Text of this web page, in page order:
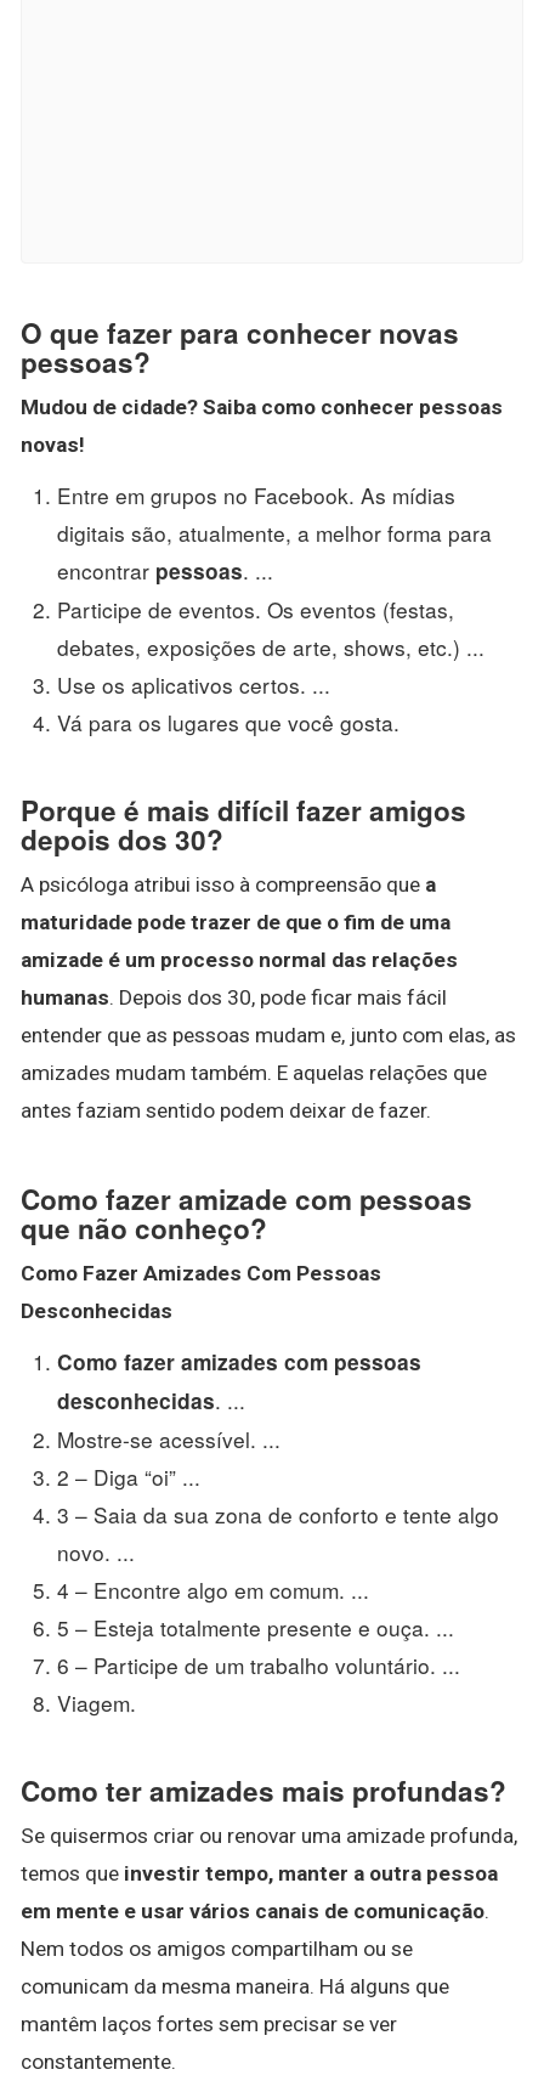
O que fazer para conhecer novas
pessoas?
Mudou de cidade? Saiba como conhecer pessoas
novas!
Entre em grupos no Facebook. As mídias
digitais são, atualmente, a melhor forma para
encontrar pessoas. ...
Participe de eventos. Os eventos (festas,
debates, exposições de arte, shows, etc.) ...
Use os aplicativos certos. ...
Vá para os lugares que você gosta.
Porque é mais difícil fazer amigos
depois dos 30?
A psicóloga atribui isso à compreensão que a
maturidade pode trazer de que o fim de uma
amizade é um processo normal das relações
humanas. Depois dos 30, pode ficar mais fácil
entender que as pessoas mudam e, junto com elas, as
amizades mudam também. E aquelas relações que
antes faziam sentido podem deixar de fazer.
Como fazer amizade com pessoas
que não conheço?
Como Fazer Amizades Com Pessoas
Desconhecidas
Como fazer amizades com pessoas
desconhecidas. ...
Mostre-se acessível. ...
2 – Diga “oi” ...
3 – Saia da sua zona de conforto e tente algo
novo. ...
4 – Encontre algo em comum. ...
5 – Esteja totalmente presente e ouça. ...
6 – Participe de um trabalho voluntário. ...
Viagem.
Como ter amizades mais profundas?
Se quisermos criar ou renovar uma amizade profunda,
temos que investir tempo, manter a outra pessoa
em mente e usar vários canais de comunicação.
Nem todos os amigos compartilham ou se
comunicam da mesma maneira. Há alguns que
mantêm laços fortes sem precisar se ver
constantemente.